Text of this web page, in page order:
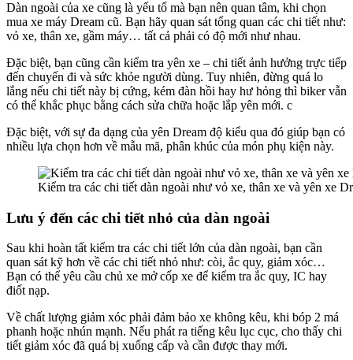
Dàn ngoài của xe cũng là yếu tố mà bạn nên quan tâm, khi chọn
mua xe máy Dream cũ. Bạn hãy quan sát tổng quan các chi tiết như:
vỏ xe, thân xe, gầm máy… tất cả phải có độ mới như nhau.
Đặc biệt, bạn cũng cần kiểm tra yên xe – chi tiết ảnh hưởng trực tiếp
đến chuyến đi và sức khỏe người dùng. Tuy nhiên, đừng quá lo
lắng nếu chi tiết này bị cứng, kém đàn hồi hay hư hỏng thì biker vẫn
có thể khắc phục bằng cách sửa chữa hoặc lắp yên mới. c
Đặc biệt, với sự đa dạng của yên Dream độ kiểu qua đó giúp bạn có
nhiều lựa chọn hơn về mẫu mã, phân khúc của món phụ kiện này.
Kiểm tra các chi tiết dàn ngoài như vỏ xe, thân xe và yên xe
Lưu ý đến các chi tiết nhỏ của dàn ngoài
Sau khi hoàn tất kiểm tra các chi tiết lớn của dàn ngoài, bạn cần
quan sát kỹ hơn về các chi tiết nhỏ như: còi, ắc quy, giảm xóc…
Bạn có thể yêu cầu chủ xe mở cốp xe để kiểm tra ắc quy, IC hay
điốt nạp.
Về chất lượng giảm xóc phải đảm bảo xe không kêu, khi bóp 2 má
phanh hoặc nhún mạnh. Nếu phát ra tiếng kêu lục cục, cho thấy chi
tiết giảm xóc đã quá bị xuống cấp và cần được thay mới.